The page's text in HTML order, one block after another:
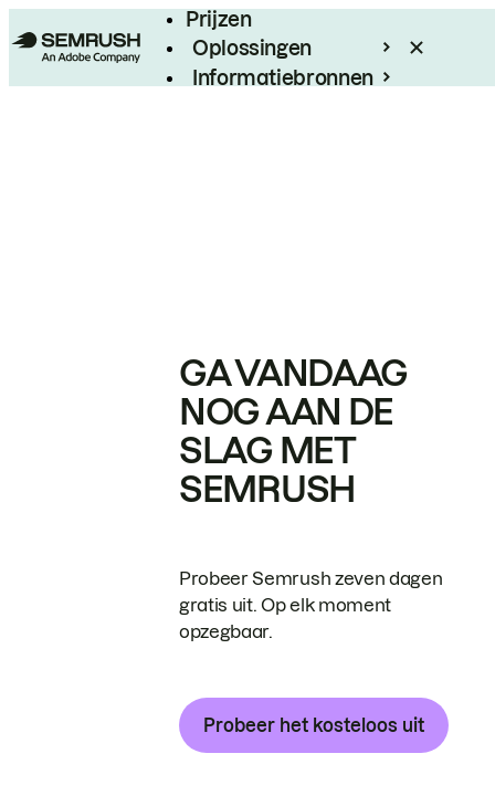
Prijzen
Oplossingen
Informatiebronnen
GA VANDAAG
NOG AAN DE
SLAG MET
SEMRUSH
Probeer Semrush zeven dagen
gratis uit. Op elk moment
opzegbaar.
Probeer het kosteloos uit